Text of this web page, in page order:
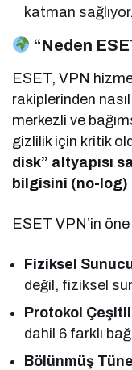
katman sağlıyor.
“Neden
ESET, VPN
rakiplerinden nasıl
merkezli ve
gizlilik için kritik
disk” altyapısı
bilgisini (no-log)
ESET VPN’in
Fiziksel
değil, fiziksel
Protokol
dahil 6 farklı
Bölünmüş